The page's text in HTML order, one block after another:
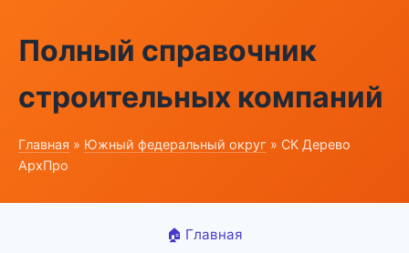
Полный справочник
строительных компаний
Главная » Южный федеральный округ » СК Дерево
АрхПро
🏠 Главная